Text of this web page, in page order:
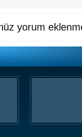
yorum